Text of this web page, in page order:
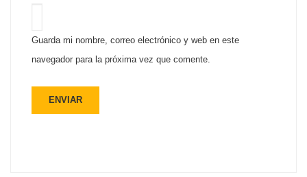
Guarda mi nombre, correo electrónico y web en este
navegador para la próxima vez que comente.